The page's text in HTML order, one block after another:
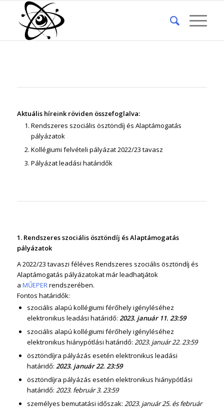
Aktuális híreink röviden összefoglalva:
Rendszeres szociális ösztöndíj és Alaptámogatás
pályázatok
Kollégiumi felvételi pályázat 2022/23 tavasz
Pályázat leadási határidők
1. Rendszeres szociális ösztöndíj és Alaptámogatás
pályázatok
A 2022/23 tavaszi féléves Rendszeres szociális ösztöndíj és
Alaptámogatás pályázatokat már leadhatjátok
a MŰEPERrendszerében.
Fontos határidők:
szociális alapú kollégiumi férőhely igényléséhez
elektronikus leadási határidő: 2023. január 11. 23:59
szociális alapú kollégiumi férőhely igényléséhez
elektronikus hiánypótlási határidő: 2023. január 22. 23:59
ösztöndíjra pályázás esetén elektronikus leadási
határidő: 2023. január 22. 23:59
ösztöndíjra pályázás esetén elektronikus hiánypótlási
határidő: 2023. február 3. 23:59
személyes bemutatási időszak: 2023. január 25. és február